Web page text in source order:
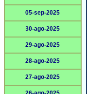
05-sep-2025
30-ago-2025
29-ago-2025
28-ago-2025
27-ago-2025